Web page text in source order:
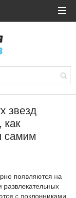
звезд
как
самим
появляются на
с поклонниками